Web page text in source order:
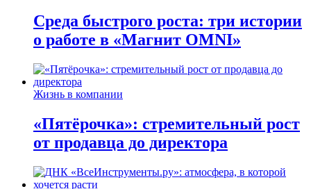
Среда быстрого роста: три истории
о работе в «Магнит OMNI»
Жизнь в компании
«Пятёрочка»: стремительный рост
от продавца до директора